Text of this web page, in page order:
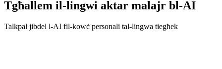
Tgħallem il-lingwi aktar malajr bl-AI
Talkpal jibdel l-AI fil-kowċ personali tal-lingwa tiegħek